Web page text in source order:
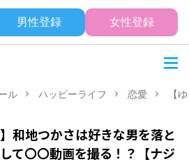
男性登録 女性登録
ル ハッピーライフ 恋愛 【
和地つかさは好きな男を落と
て〇〇動画を撮る！？【ナジ